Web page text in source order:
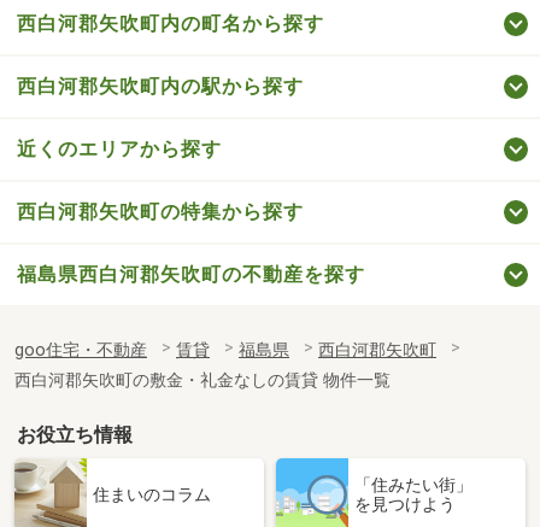
西白河郡矢吹町内の町名から探す
西白河郡矢吹町内の駅から探す
近くのエリアから探す
西白河郡矢吹町の特集から探す
福島県西白河郡矢吹町の不動産を探す
goo住宅・不動産 賃貸 福島県
西白河郡矢吹町
西白河郡矢吹町の敷金・礼金なしの賃貸 物件一覧
お役立ち情報
住まいのコラム
「住みたい街」
を見つけよう